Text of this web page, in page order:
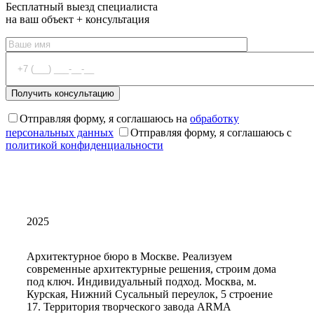
Бесплатный выезд специалиста
на ваш объект + консультация
Отправляя форму, я соглашаюсь на обработку
персональных данных
Отправляя форму, я соглашаюсь с
политикой конфиденциальности
2025
Архитектурное бюро в Москве. Реализуем
современные архитектурные решения, строим дома
под ключ. Индивидуальный подход. Москва, м.
Курская, Нижний Сусальный переулок, 5 строение
17. Территория творческого завода ARMA